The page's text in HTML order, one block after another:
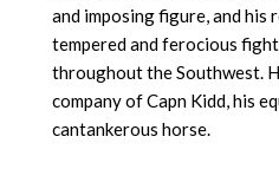
and imposing figure, and his
tempered and ferocious
throughout the Southwest.
company of Capn Kidd, his
cantankerous horse.